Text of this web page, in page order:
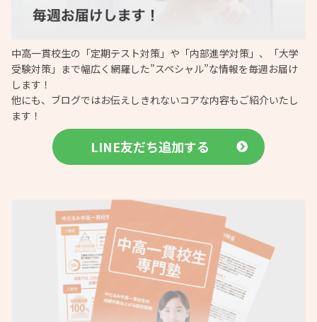
中高一貫校生の「定期テスト対策」や「内部進学対策」、「大学
受験対策」まで幅広く網羅した”スペシャル”な情報を毎週お届け
します！
他にも、ブログではお伝えしきれないコアな内容もご紹介いたし
ます！
LINE友だち追加する